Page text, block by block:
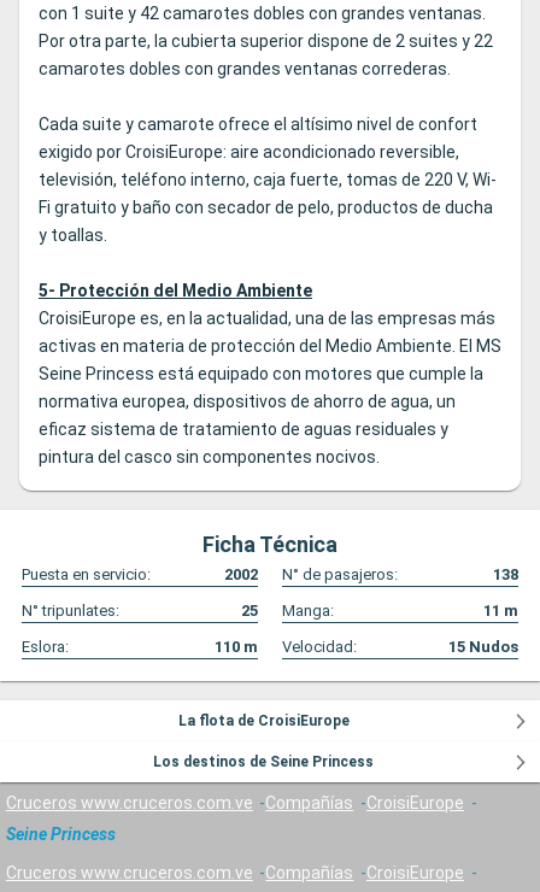
con 1 suite y 42 camarotes dobles con grandes ventanas.
Por otra parte, la cubierta superior dispone de 2 suites y 22
camarotes dobles con grandes ventanas correderas.
Cada suite y camarote ofrece el altísimo nivel de confort
exigido por CroisiEurope: aire acondicionado reversible,
televisión, teléfono interno, caja fuerte, tomas de 220 V, Wi-
Fi gratuito y baño con secador de pelo, productos de ducha
y toallas.
5- Protección del Medio Ambiente
CroisiEurope es, en la actualidad, una de las empresas más
activas en materia de protección del Medio Ambiente. El MS
Seine Princess está equipado con motores que cumple la
normativa europea, dispositivos de ahorro de agua, un
eficaz sistema de tratamiento de aguas residuales y
pintura del casco sin componentes nocivos.
Ficha Técnica
Puesta en servicio: 2002 N° de pasajeros:
138
N° tripunlates:
25 Manga: 11 m
Eslora:
110 m Velocidad: 15 Nudos
La flota de CroisiEurope
Los destinos de Seine Princess
Cruceros www.cruceros.com.ve Compañías
CroisiEurope
Seine Princess
Cruceros www.cruceros.com.ve Compañías
CroisiEurope